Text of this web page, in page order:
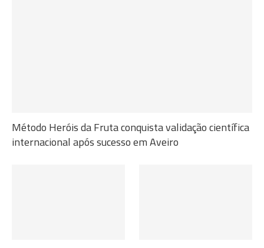
Método Heróis da Fruta conquista validação científica
internacional após sucesso em Aveiro